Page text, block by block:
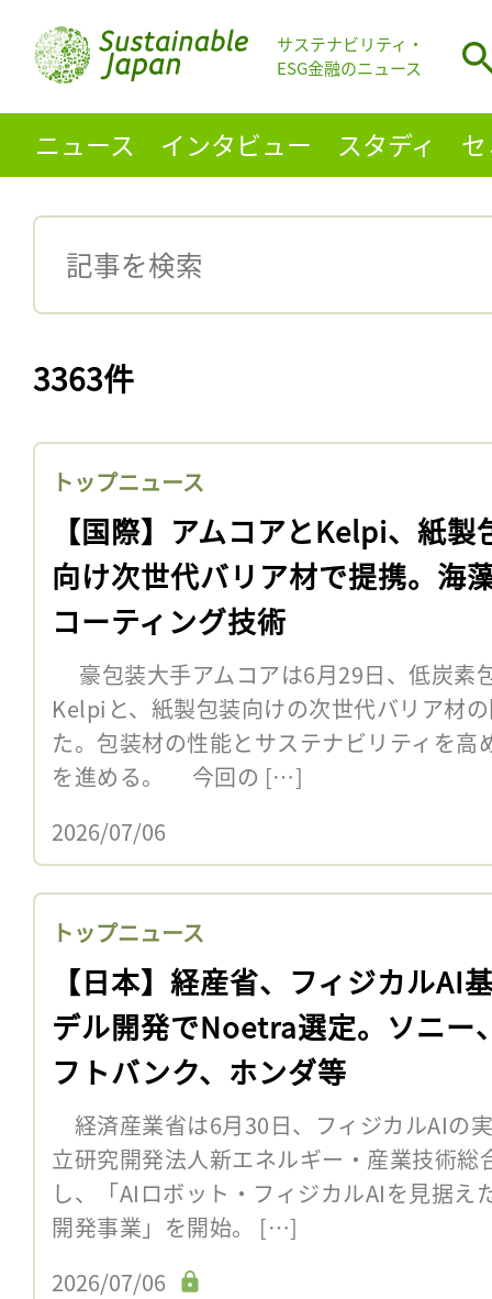
サステナビリティ・
ESG金融のニュース
ニュース インタビュー スタディ
3363件
トップニュース
【国際】アムコアとKelpi、紙製
向け次世代バリア材で提携。海
コーティング技術
豪包装大手アムコアは6月29日、低炭素
Kelpiと、紙製包装向けの次世代バリア材
た。包装材の性能とサステナビリティを高
を進める。 今回の […]
2026/07/06
トップニュース
【日本】経産省、フィジカルAI
デル開発でNoetra選定。ソニー
フトバンク、ホンダ等
経済産業省は6月30日、フィジカルAIの
立研究開発法人新エネルギー・産業技術総
し、「AIロボット・フィジカルAIを見据え
開発事業」を開始。 […]
2026/07/06